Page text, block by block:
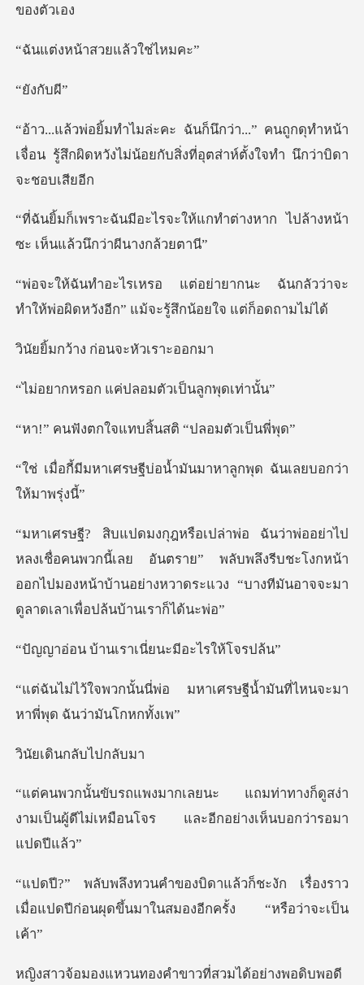
น้าสวยแล้
งกั
คนถูกดุทำหน้า
เจื่อน รู้สึกผิดหวังไม่น้อยกับ
ให้แกทำต่างหาก ไปล้างหน้า
ซะ เ
ะ ฉันกลัวว่าจะ
ทำให้พ่อผิดหวังอีก”
้าง ก่อนจะห
ค่ปลอมตัวเป็นล
แทบสิ้นสติ “ปลอ
ีบ่อน้ำมันมาหาลูกพุด ฉั
นพวกนี้เลย อันตราย” พลับพลึงรีบชะโงกหน้า
ออกไปมองหน้าบ้านอย่า
นเราเนี่ยนะมีอ
อ มหาเศรษฐีน้ำมันที่ไหนจะมา
ินกลับไ
าทางก็ดูสง่า
งามเป็นผู้ดีไม่เหมือนโจ
ะงัก เรื่องราว
เมื่อแปดปีก่อนผุดขึ้นม
้อย่างพอดิบพอดี